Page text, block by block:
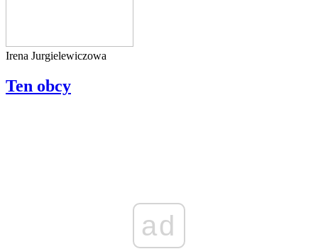
Irena Jurgielewiczowa
Ten obcy
ad